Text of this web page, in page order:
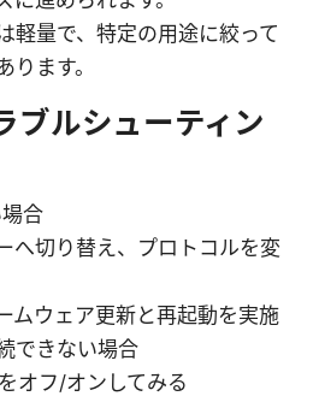
軽量で、特定の用途に絞って
ります。
ブルシューティン
合
へ切り替え、プロトコルを変
ムウェア更新と再起動を実施
できない場合
オフ/オンしてみる